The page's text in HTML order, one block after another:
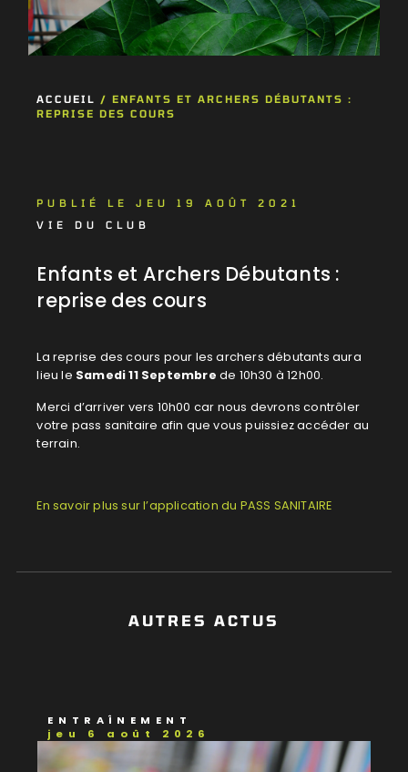
ACCUEIL / ENFANTS ET ARCHERS DÉBUTANTS :
REPRISE DES COURS
PUBLIÉ LE JEU 19 AOÛT 2021
VIE DU CLUB
Enfants et Archers Débutants :
reprise des cours
La reprise des cours pour les archers débutants aura
lieu le Samedi 11 Septembre de 10h30 à 12h00.
Merci d’arriver vers 10h00 car nous devrons contrôler
votre pass sanitaire afin que vous puissiez accéder au
terrain.
En savoir plus sur l’application du PASS SANITAIRE
AUTRES ACTUS
ENTRAÎNEMENT
jeu 6 août 2026